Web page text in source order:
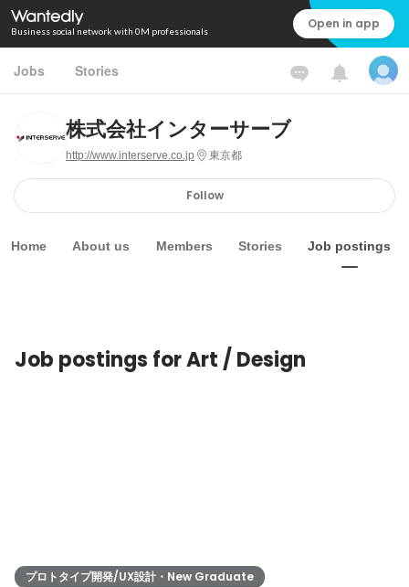
Business social network with 0M professionals Open in app
Jobs Stories
株式会社インターサーブ
http://www.interserve.co.jp 東京都
Follow
Home About us Members Stories Job postings
Job postings for Art / Design
プロトタイプ開発/UX設計・New Graduate